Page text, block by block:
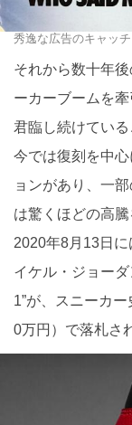
秀逸な広告のキャッ
それから数十年
ーカーブームを
君臨し続けている
今では復刻を中
ョンがあり、一
は驚くほどの高騰
2020年8月13日
イケル・ジョー
1”が、スニーカ
0万円）で落札さ